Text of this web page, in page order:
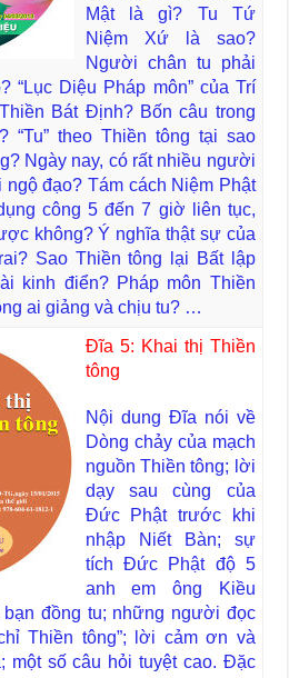
Mật là gì? Tu Tứ
Niệm Xứ là sao?
Người chân tu phải
“Lục Diệu Pháp môn” của Trí
Bát Định? Bốn câu trong
“Tu” theo Thiền tông tại sao
Ngày nay, có rất nhiều người
đạo? Tám cách Niệm Phật
công 5 đến 7 giờ liên tục,
không? Ý nghĩa thật sự của
Sao Thiền tông lại Bất lập
kinh điển? Pháp môn Thiền
ai giảng và chịu tu? …
Đĩa 5: Khai thị Thiền
tông
Nội dung Đĩa nói về
Dòng chảy của mạch
nguồn Thiền tông; lời
dạy sau cùng của
Đức Phật trước khi
nhập Niết Bàn; sự
tích Đức Phật độ 5
anh em ông Kiều
đồng tu; những người đọc
Thiền tông”; lời cảm ơn và
một số câu hỏi tuyệt cao. Đặc